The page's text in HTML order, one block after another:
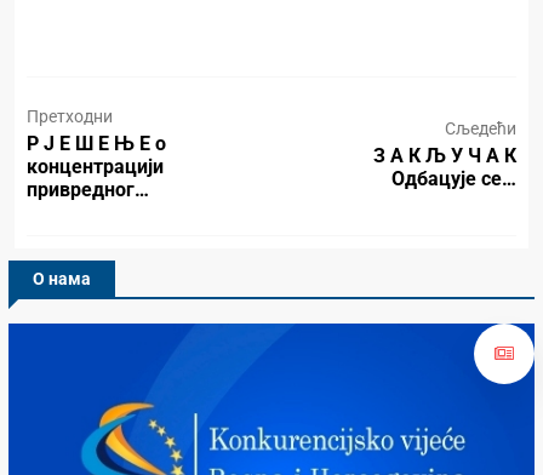
Претходни
Р Ј Е Ш Е Њ Е о
концентрацији
привредног…
Сљедећи
З А К Љ У Ч А К
Одбацује се…
О нама